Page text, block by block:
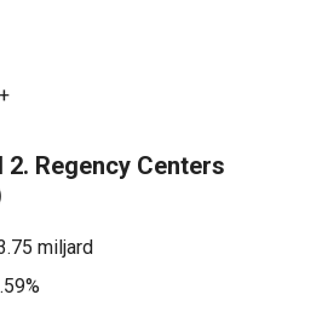
Regency Centers
miljard